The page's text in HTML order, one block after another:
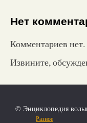
Нет
Комментариев нет.
Извините,
© Энциклопедия
Разное